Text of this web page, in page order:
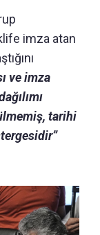
imza atan
ve imza
tarihi